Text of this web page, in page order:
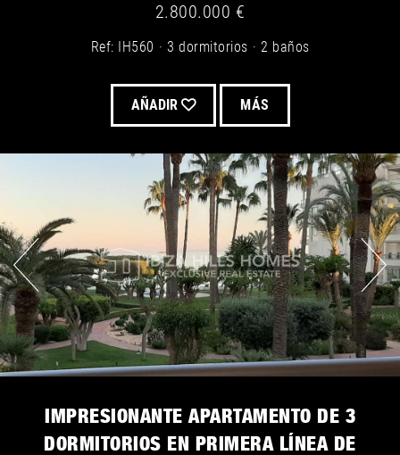
2.800.000 €
Ref: IH560 3 dormitorios 2 baños
AÑADIR MÁS
IMPRESIONANTE APARTAMENTO DE 3
DORMITORIOS EN PRIMERA LÍNEA DE